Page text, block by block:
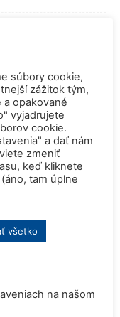
pozíciu medzi
elektráreň pre
aj
súbory cookie,
zážitok tým,
a opakované
vyjadrujete
cookie.
a dať nám
zmeniť
keď kliknete
tam úplne
všetko
na našom